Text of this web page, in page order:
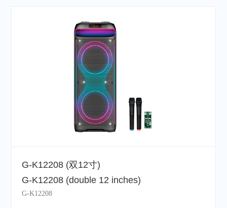
G-K12208 (双12寸)
G-K12208 (double 12 inches)
G-K12208